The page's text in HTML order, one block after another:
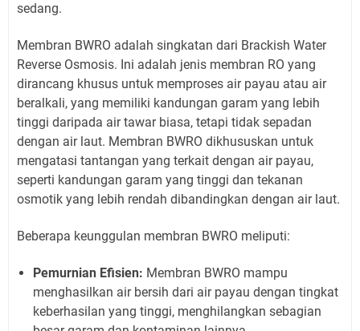
sedang.
Membran BWRO adalah singkatan dari Brackish Water
Reverse Osmosis. Ini adalah jenis membran RO yang
dirancang khusus untuk memproses air payau atau air
beralkali, yang memiliki kandungan garam yang lebih
tinggi daripada air tawar biasa, tetapi tidak sepadan
dengan air laut. Membran BWRO dikhususkan untuk
mengatasi tantangan yang terkait dengan air payau,
seperti kandungan garam yang tinggi dan tekanan
osmotik yang lebih rendah dibandingkan dengan air laut.
Beberapa keunggulan membran BWRO meliputi:
Pemurnian Efisien: Membran BWRO mampu
menghasilkan air bersih dari air payau dengan tingkat
keberhasilan yang tinggi, menghilangkan sebagian